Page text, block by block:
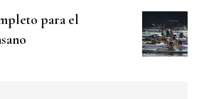
para el